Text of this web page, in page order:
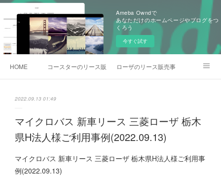
Ameba Owndで
あなただけのホームページやブログをつ
くろう
今すぐ試す
HOME コースターのリース販売事例ローザのリース販売事例
2022.09.13 01:49
マイクロバス 新車リース 三菱ローザ 栃木
県H法人様ご利用事例(2022.09.13)
マイクロバス 新車リース 三菱ローザ 栃木県H法人様ご利用事
例(2022.09.13)